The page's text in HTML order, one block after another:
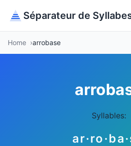
Séparateur de
Home arrobase
Syllables: